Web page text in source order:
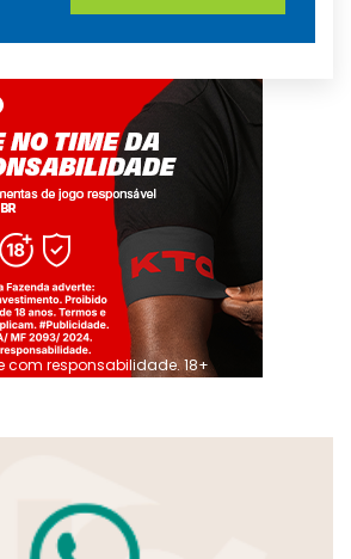
com responsabilidade. 18+